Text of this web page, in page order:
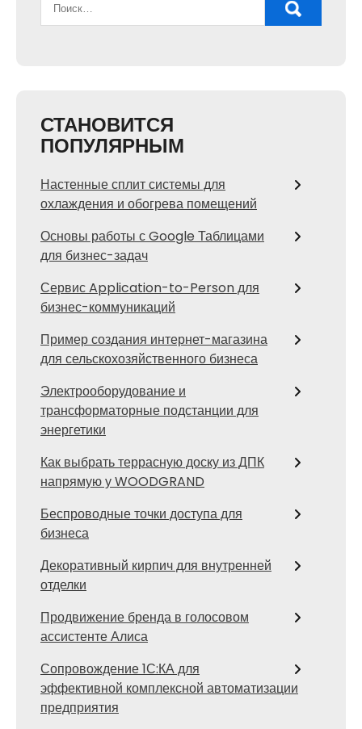
СТАНОВИТСЯ
ПОПУЛЯРНЫМ
Настенные сплит системы для
охлаждения и обогрева помещений
Основы работы с Google Таблицами
для бизнес-задач
Сервис Application-to-Person для
бизнес-коммуникаций
Пример создания интернет-магазина
для сельскохозяйственного бизнеса
Электрооборудование и
трансформаторные подстанции для
энергетики
Как выбрать террасную доску из ДПК
напрямую у WOODGRAND
Беспроводные точки доступа для
бизнеса
Декоративный кирпич для внутренней
отделки
Продвижение бренда в голосовом
ассистенте Алиса
Сопровождение 1С:КА для
эффективной комплексной автоматизации
предприятия